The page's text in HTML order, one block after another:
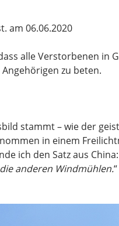
am 06.06.2020
alle Verstorbenen in
zu beten.
stammt – wie der
in einem
ich den Satz aus China:
anderen Windmühlen.